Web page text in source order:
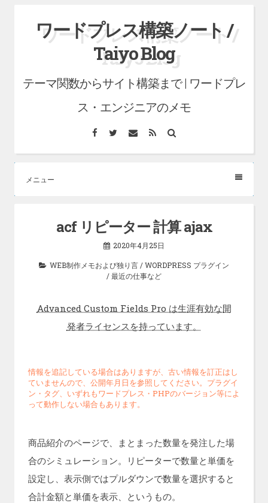
ッ
ワードプレス構築ノート /
Taiyo Blog
テーマ関数からサイト構築まで | ワードプレ
ス・エンジニアのメモ
Facebook
Twitterメ
RSS
メニュー
acf リピーター 計算 ajax
2020年4月25日
WEB制作メモおよび独り言 /WORDPRESS プラグイン
/最近の仕事など
Advanced Custom Fields Pro は生涯有効な開
発者ライセンスを持っています。
情報を追記している場合はありますが、古い情報を訂正はし
ていませんので、公開年月日を参照してください。プラグイ
ン・タグ、いずれもワードプレス・PHPのバージョン等によ
って動作しない場合もあります。
商品紹介のページで、まとまった数量を発注した場
合のシミュレーション。リピーターで数量と単価を
設定し、表示側ではプルダウンで数量を選択すると
合計金額と単価を表示、というもの。